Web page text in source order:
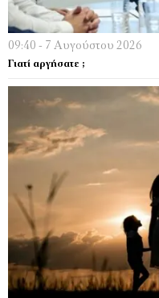
09:40 - 7 Αυγούστου 2026
Γιατί αργήσατε ;